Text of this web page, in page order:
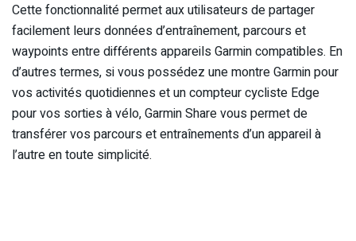
Cette fonctionnalité permet aux utilisateurs de partager
facilement leurs données d’entraînement, parcours et
waypoints entre différents appareils Garmin compatibles. En
d’autres termes, si vous possédez une montre Garmin pour
vos activités quotidiennes et un compteur cycliste Edge
pour vos sorties à vélo, Garmin Share vous permet de
transférer vos parcours et entraînements d’un appareil à
l’autre en toute simplicité.